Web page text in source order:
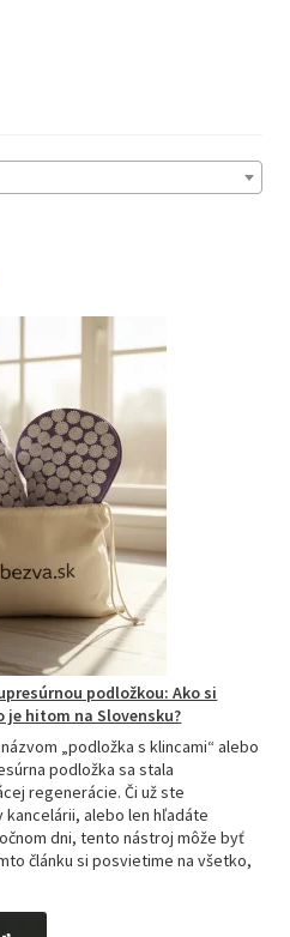
podložkou: Ako si
je hitom na Slovensku?
„podložka s klincami“ alebo
podložka sa stala
regenerácie. Či už ste
alebo len hľadáte
dni, tento nástroj môže byť
článku si posvietime na všetko,